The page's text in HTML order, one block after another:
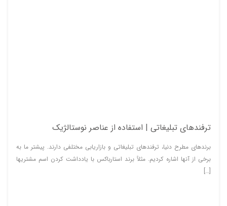
ترفندهای تبلیغاتی | استفاده از عناصر نوستالژیک
برندهای مطرح دنیا، ترفندهای تبلیغاتی و بازاریابی مختلفی دارند. پیشتر ما به
برخی از آنها اشاره کردیم. مثلاً برند استارباکس با یادداشت کردن اسم مشتریها
[…]